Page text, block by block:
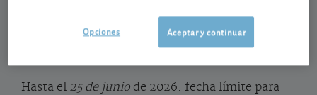
1 de junio al 30 de junio: atención presencial en
oficinas de la Agencia Tributaria; solicitud de cita
previa: hasta el 29 de junio.
– Hasta el 25 de junio de 2026: fecha límite para
Aceptar y continuar
Opciones